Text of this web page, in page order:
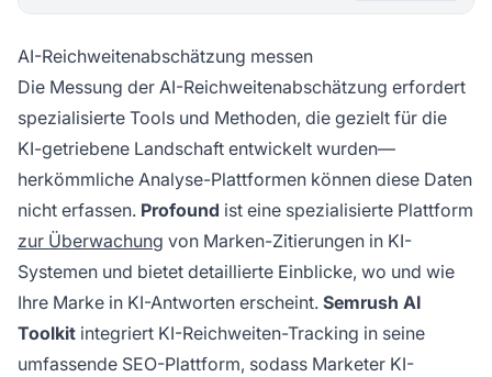
AI-Reichweitenabschätzung messen
Die Messung der AI-Reichweitenabschätzung erfordert
spezialisierte Tools und Methoden, die gezielt für die
KI-getriebene Landschaft entwickelt wurden—
herkömmliche Analyse-Plattformen können diese Daten
nicht erfassen. Profound ist eine spezialisierte Plattform
zur Überwachung von Marken-Zitierungen in KI-
Systemen und bietet detaillierte Einblicke, wo und wie
Ihre Marke in KI-Antworten erscheint. Semrush AI
Toolkit integriert KI-Reichweiten-Tracking in seine
umfassende SEO-Plattform, sodass Marketer KI-